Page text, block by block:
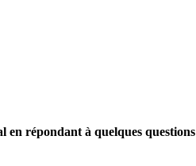
répondant à quelques questions